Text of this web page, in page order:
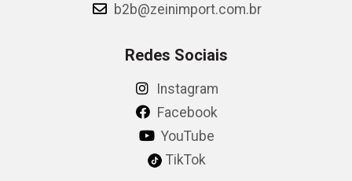
b2b@zeinimport.com.br
Redes Sociais
Instagram
Facebook
YouTube
TikTok